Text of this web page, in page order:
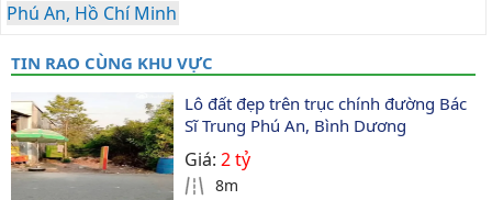
Phú An, Hồ Chí Minh
TIN RAO CÙNG KHU VỰC
Lô đất đẹp trên trục chính đường Bác
Sĩ Trung Phú An, Bình Dương
Giá:2 tỷ
8m